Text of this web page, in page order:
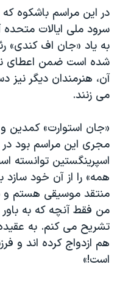
در این مراسم باشکوه
سرود ملی ایالات متحده
به یاد «جان اف کندی»
شده است ضمن اعطای
آن، هنرمندان دیگر نیز
می زنند.
«جان استوارت» کمدین
مجری این مراسم بود
همه» را از آن خود
منتقد موسیقی هستم و
من فقط آنچه که به باور
تشریح می کنم. به
هم ازدواج کرده اند و
است!»